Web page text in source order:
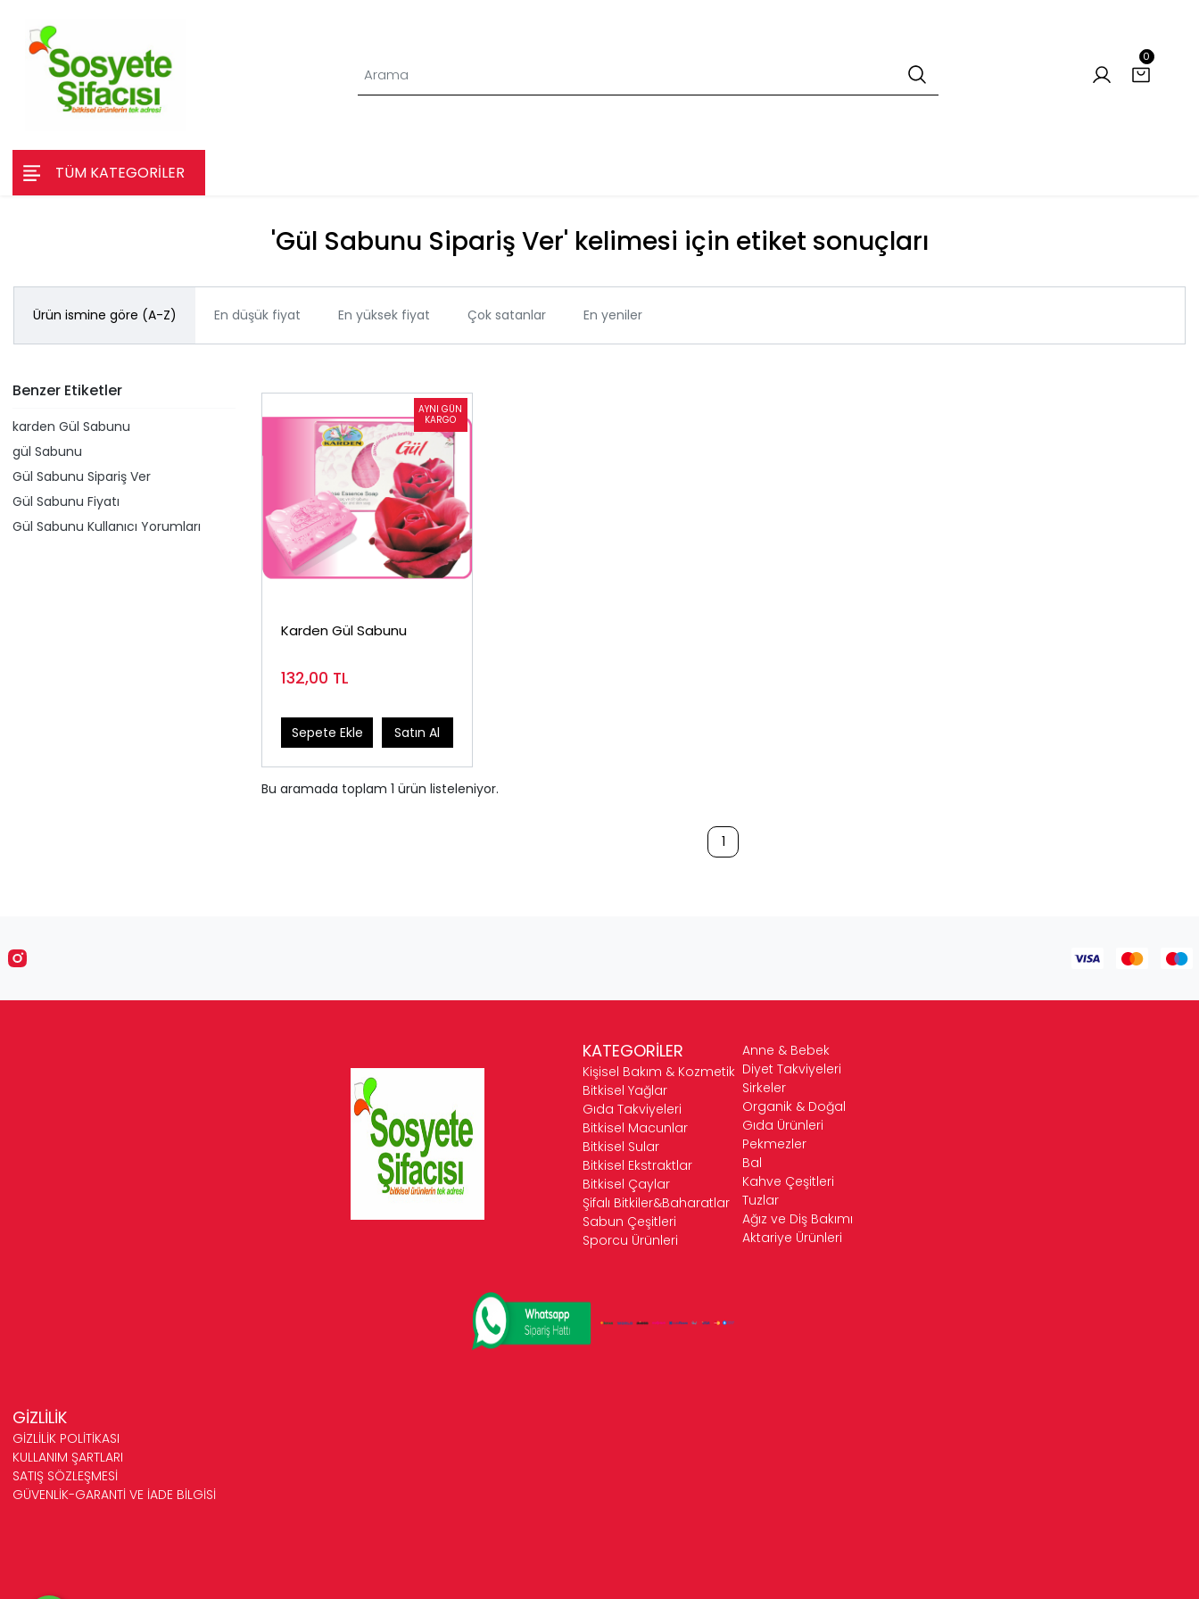
0
TÜM KATEGORİLER
'Gül Sabunu Sipariş Ver' kelimesi için etiket sonuçları
Ürün ismine göre (A-Z) En düşük fiyat En yüksek fiyat Çok satanlar En yeniler
Benzer Etiketler
​karden Gül Sabunu
​gül Sabunu
Gül Sabunu Sipariş Ver
Gül Sabunu Fiyatı
Gül Sabunu Kullanıcı Yorumları
Karden Gül Sabunu
132,00 TL
Sepete Ekle Satın Al
Bu aramada toplam 1 ürün listeleniyor.
1
KATEGORİLER
Kişisel Bakım & Kozmetik
Bitkisel Yağlar
Gıda Takviyeleri
Bitkisel Macunlar
Bitkisel Sular
Bitkisel Ekstraktlar
Bitkisel Çaylar
Şifalı Bitkiler&Baharatlar
Sabun Çeşitleri
Sporcu Ürünleri
Anne & Bebek
Diyet Takviyeleri
Sirkeler
Organik & Doğal
Gıda Ürünleri
Pekmezler
Bal
Kahve Çeşitleri
Tuzlar
Ağız ve Diş Bakımı
Aktariye Ürünleri
GİZLİLİK
GİZLİLİK POLİTİKASI
KULLANIM ŞARTLARI
SATIŞ SÖZLEŞMESİ
GÜVENLİK-GARANTİ VE İADE BİLGİSİ